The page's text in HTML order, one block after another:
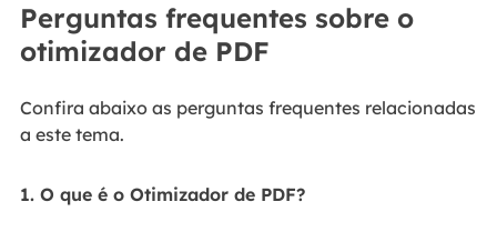
Perguntas frequentes sobre o
otimizador de PDF
Confira abaixo as perguntas frequentes relacionadas
a este tema.
1. O que é o Otimizador de PDF?